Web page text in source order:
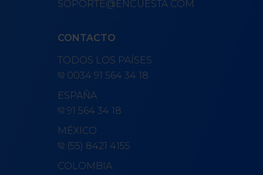
SOPORTE@ENCUESTA.COM
CONTACTO
TODOS LOS PAÍSES
0034 91 564 34 18
ESPAÑA
91 564 34 18
MÉXICO
(55) 8421 4155
COLOMBIA